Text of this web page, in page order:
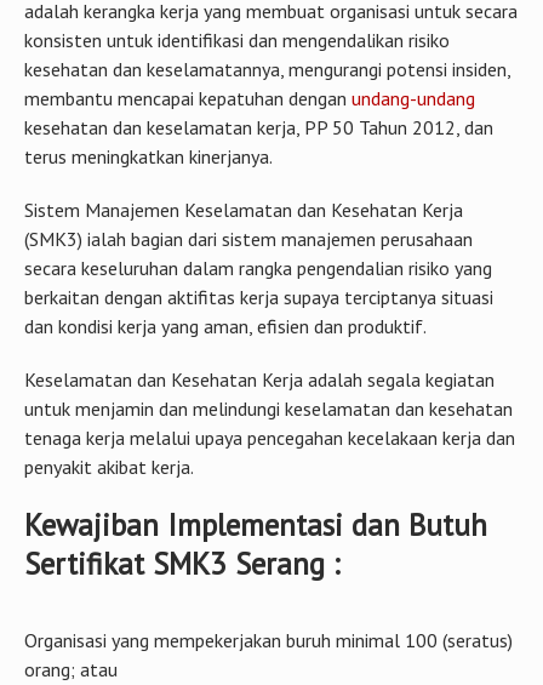
adalah kerangka kerja yang membuat organisasi untuk secara
konsisten untuk identifikasi dan mengendalikan risiko
kesehatan dan keselamatannya, mengurangi potensi insiden,
membantu mencapai kepatuhan dengan undang-undang
kesehatan dan keselamatan kerja, PP 50 Tahun 2012, dan
terus meningkatkan kinerjanya.
Sistem Manajemen Keselamatan dan Kesehatan Kerja
(SMK3) ialah bagian dari sistem manajemen perusahaan
secara keseluruhan dalam rangka pengendalian risiko yang
berkaitan dengan aktifitas kerja supaya terciptanya situasi
dan kondisi kerja yang aman, efisien dan produktif.
Keselamatan dan Kesehatan Kerja adalah segala kegiatan
untuk menjamin dan melindungi keselamatan dan kesehatan
tenaga kerja melalui upaya pencegahan kecelakaan kerja dan
penyakit akibat kerja.
Kewajiban Implementasi dan Butuh
Sertifikat SMK3 Serang :
Organisasi yang mempekerjakan buruh minimal 100 (seratus)
orang; atau